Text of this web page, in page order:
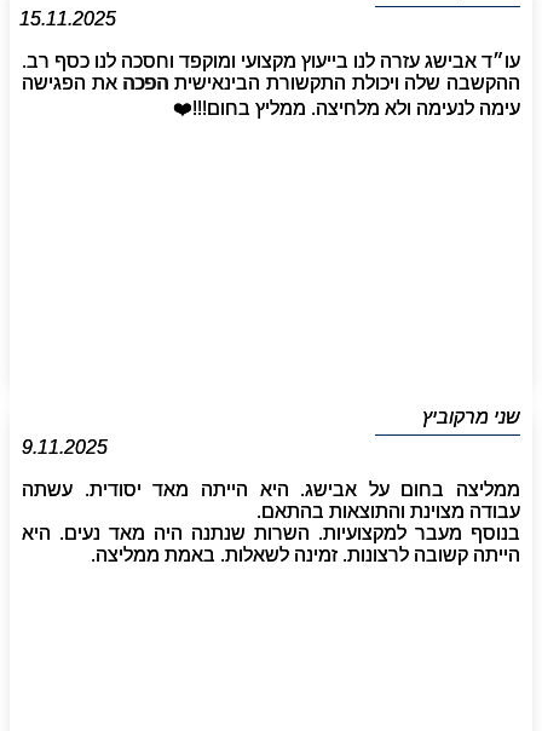
עו״ד אבישג עזרה לנו בייעוץ מקצועי ומוקפד וחסכה לנו כסף רב.
ההקשבה שלה ויכולת התקשורת הבינאישית הפכה את הפגישה
עימה לנעימה ולא מלחיצה. ממליץ בחום!!!❤️‏
15.11.2025
ממליצה בחום על אבישג. היא הייתה מאד יסודית. עשתה
עבודה מצוינת והתוצאות בהתאם.
בנוסף מעבר למקצועיות. השרות שנתנה היה מאד נעים. היא
הייתה קשובה לרצונות. זמינה לשאלות. באמת ממליצה.
שני מרקוביץ
9.11.2025